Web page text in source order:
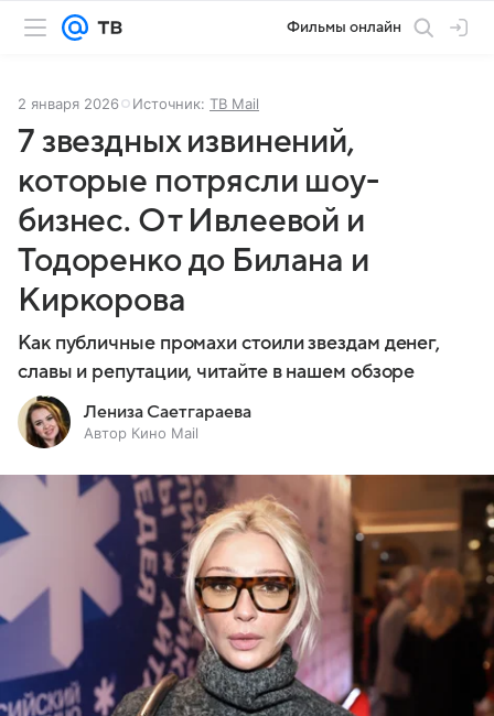
Фильмы онлайн
2 января 2026 Источник: ТВ Mail
7 звездных извинений,
которые потрясли шоу-
бизнес. От Ивлеевой и
Тодоренко до Билана и
Киркорова
Как публичные промахи стоили звездам денег,
славы и репутации, читайте в нашем обзоре
Лениза Саетгараева
Автор Кино Mail